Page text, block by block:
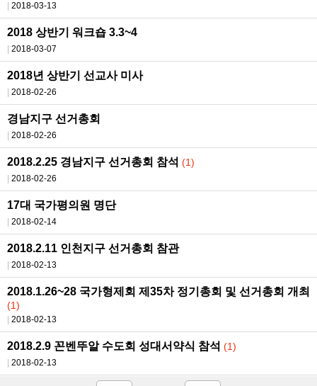
2018-03-13
2018 상반기 워크숍 3.3~4
2018-03-07
2018년 상반기 선교사 미사
2018-02-26
경남지구 선거총회
2018-02-26
2018.2.25 경남지구 선거총회 참석 (1)
2018-02-26
17대 국가평의원 명단
2018-02-14
2018.2.11 인천지구 선거총회 참관
2018-02-13
2018.1.26~28 국가형제회 제35차 정기총회 및 선거총회 개최
(1)
2018-02-13
2018.2.9 꼰벤뚜알 수도회 성대서약식 참석 (1)
2018-02-13